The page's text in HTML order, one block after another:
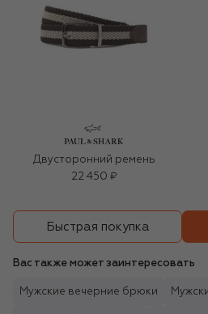
Двусторонний ремень
22 450 ₽
Быстрая покупка
Вас также может заинтересовать
Мужские вечерние брюки